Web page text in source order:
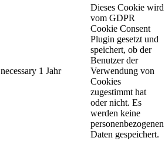
necessary 1 Jahr
Dieses Cookie wird
vom GDPR
Cookie Consent
Plugin gesetzt und
speichert, ob der
Benutzer der
Verwendung von
Cookies
zugestimmt hat
oder nicht. Es
werden keine
personenbezogenen
Daten gespeichert.